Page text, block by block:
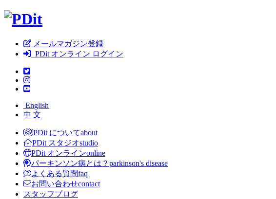
メールマガジン登録
PDit オンライン ログイン
English
中 文
PDit についてabout
PDit スタジオstudio
PDit オンラインonline
パーキンソン病とは？ parkinson's disease
よくある質問faq
お問い合わせcontact
スタッフブログ